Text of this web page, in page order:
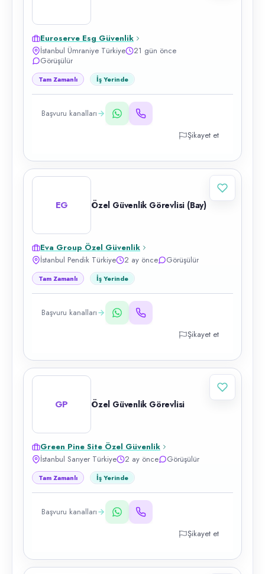
Euroserve Esg Güvenlik
İstanbul Ümraniye Türkiye
21 gün önce
Görüşülür
Tam Zamanlı İş Yerinde
Başvuru kanalları
Şikayet et
EG Özel Güvenlik Görevlisi (Bay)
Eva Group Özel Güvenlik
İstanbul Pendik Türkiye
2 ay önce Görüşülür
Tam Zamanlı İş Yerinde
Başvuru kanalları
Şikayet et
GP Özel Güvenlik Görevlisi
Green Pine Site Özel Güvenlik
İstanbul Sarıyer Türkiye
2 ay önce Görüşülür
Tam Zamanlı İş Yerinde
Başvuru kanalları
Şikayet et